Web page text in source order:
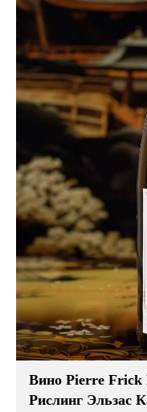
Вино Pierre Frick
Рислинг Эльзас